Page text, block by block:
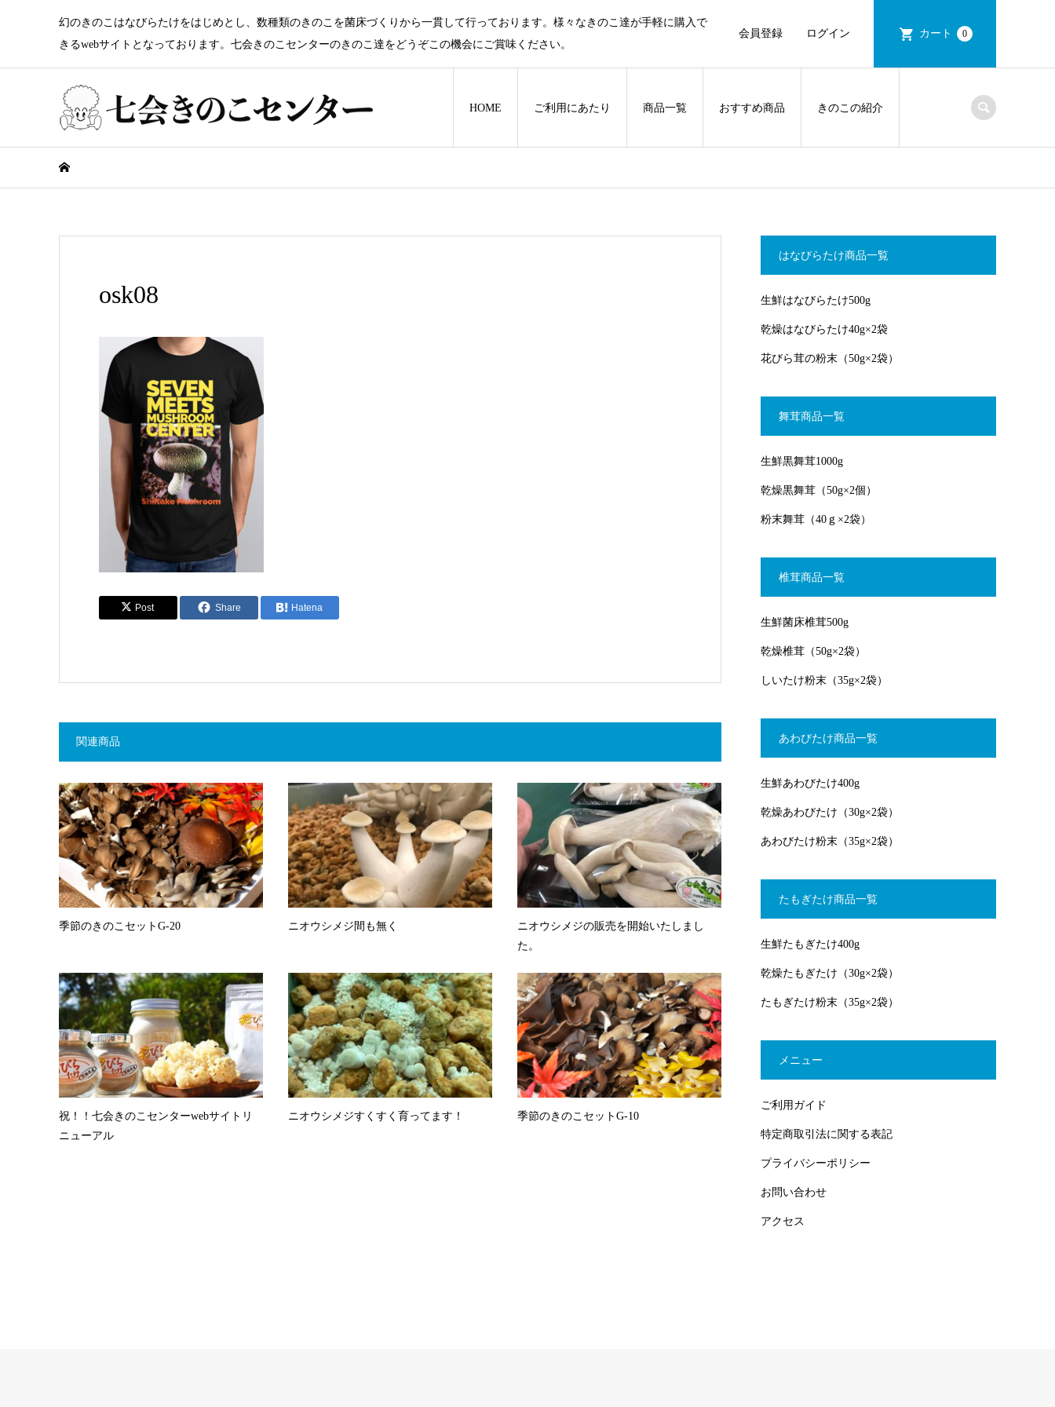
幻のきのこはなびらたけをはじめとし、数種類のきのこを菌床づくりから一貫して行っております。様々なきのこ達が手軽に購入で
きるwebサイトとなっております。七会きのこセンターのきのこ達をどうぞこの機会にご賞味ください。
会員登録 ログイン カート 0
HOME ご利用にあたり 商品一覧 おすすめ商品 きのこの紹介
osk08
Post Share Hatena
関連商品
季節のきのこセットG-20 ニオウシメジ間も無く
ニオウシメジの販売を開始いたしまし
た。
祝！！七会きのこセンターwebサイトリ
ニューアル
ニオウシメジすくすく育ってます！ 季節のきのこセットG-10
はなびらたけ商品一覧
生鮮はなびらたけ500g
乾燥はなびらたけ40g×2袋
花びら茸の粉末（50g×2袋）
舞茸商品一覧
生鮮黒舞茸1000g
乾燥黒舞茸（50g×2個）
粉末舞茸（40ｇ×2袋）
椎茸商品一覧
生鮮菌床椎茸500g
乾燥椎茸（50g×2袋）
しいたけ粉末（35g×2袋）
あわびたけ商品一覧
生鮮あわびたけ400g
乾燥あわびたけ（30g×2袋）
あわびたけ粉末（35g×2袋）
たもぎたけ商品一覧
生鮮たもぎたけ400g
乾燥たもぎたけ（30g×2袋）
たもぎたけ粉末（35g×2袋）
メニュー
ご利用ガイド
特定商取引法に関する表記
プライバシーポリシー
お問い合わせ
アクセス